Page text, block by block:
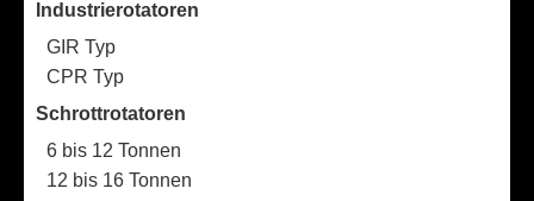
Industrierotatoren
GIR Typ
CPR Typ
Schrottrotatoren
6 bis 12 Tonnen
12 bis 16 Tonnen